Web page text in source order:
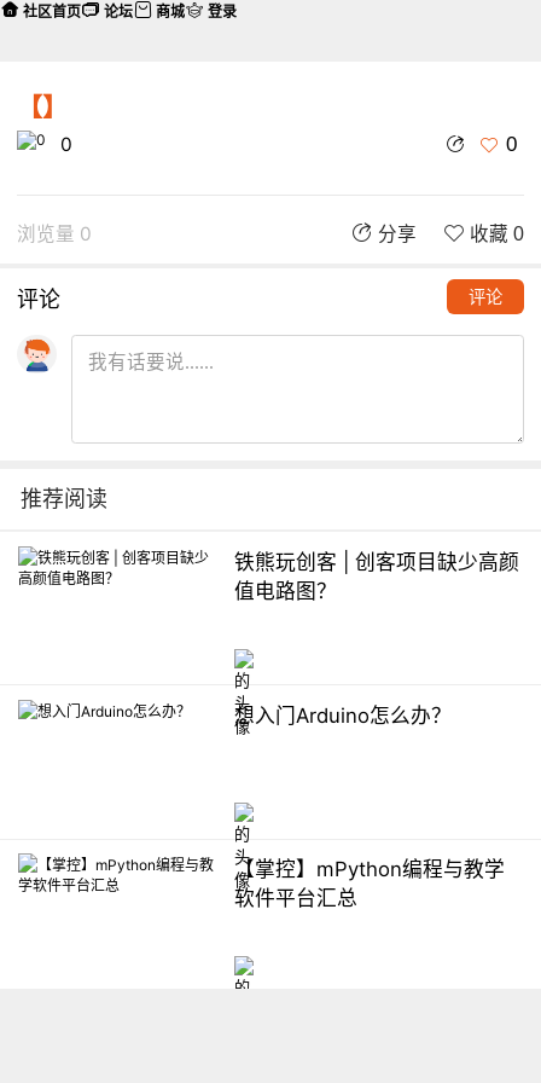
【】
0 0
浏览量 0 分享 收藏 0
评论 评论
推荐阅读
铁熊玩创客 | 创客项目缺少高颜
值电路图？
想入门Arduino怎么办？
【掌控】mPython编程与教学
软件平台汇总
社区首页 论坛 商城 登录